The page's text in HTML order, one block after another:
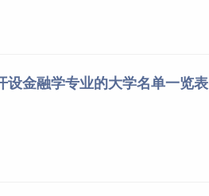
设金融学专业的大学名单一览表